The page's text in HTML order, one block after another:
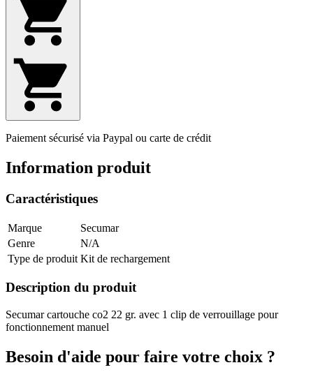
Paiement sécurisé via Paypal ou carte de crédit
Information produit
Caractéristiques
Marque
Secumar
Genre
N/A
Type de produit Kit de rechargement
Description du produit
Secumar cartouche co2 22 gr. avec 1 clip de verrouillage pour
fonctionnement manuel
Besoin d'aide pour faire votre choix ?